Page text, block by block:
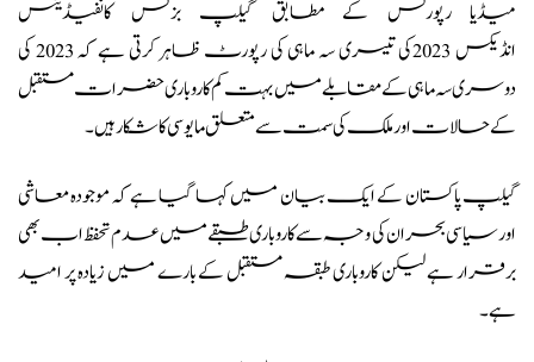
میڈیا رپورٹس کے مطابق گیلپ بزنس کانفیڈینس
انڈیکس 2023کی تیسری سہ ماہی کی رپورٹ ظاہر کرتی ہے کہ 2023 کی
دوسری سہ ماہی کے مقابلے میں بہت کم کاروباری حضرات مستقبل
کے حالات اور ملک کی سمت سے متعلق مایوسی کا شکار ہیں۔
گیلپ پاکستان کے ایک بیان میں کہا گیا ہے کہ موجودہ معاشی
اورسیاسی بحرانکی وجہ سے کاروباری طبقے میں عدم تحفظ اب بھی
برقرار ہے لیکن کاروباری طبقہ مستقبل کے بارے میں زیادہ پر امید
ہے۔